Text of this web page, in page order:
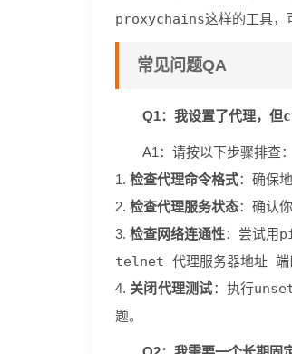
proxychains这样的工具，
常见问题QA
Q1：我设置了代理，但
A1：请按以下步骤排查：
1. 检查代理命令格式：确保
2. 检查代理服务状态：确认
3.检查网络连通性：尝试用
telnet 代理服务器地址 端
4. 关闭代理测试：执行
题。